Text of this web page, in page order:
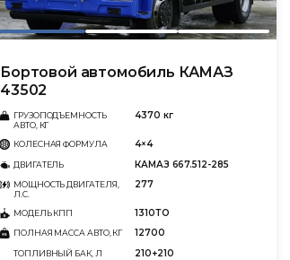
Бортовой автомобиль КАМАЗ
43502
ГРУЗОПОДЪЕМНОСТЬ
АВТО, КГ
4370 кг
КОЛЕСНАЯ ФОРМУЛА 4×4
ДВИГАТЕЛЬ КАМАЗ 667.512-285
МОЩНОСТЬ ДВИГАТЕЛЯ,
Л.С.
277
МОДЕЛЬ КПП 1310ТО
ПОЛНАЯ МАССА АВТО, КГ 12700
ТОПЛИВНЫЙ БАК, Л 210+210